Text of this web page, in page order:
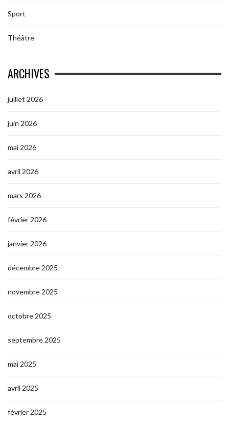
Sport
Théâtre
ARCHIVES
juillet 2026
juin 2026
mai 2026
avril 2026
mars 2026
février 2026
janvier 2026
décembre 2025
novembre 2025
octobre 2025
septembre 2025
mai 2025
avril 2025
février 2025